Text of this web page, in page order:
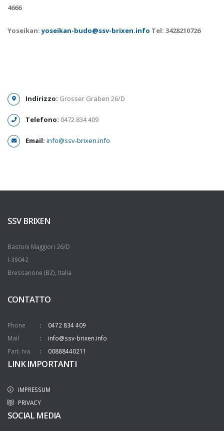
4666
Yoseikan:yoseikan-budo@ssv-brixen.info Tel: 3428210726
Indirizzo: Grosser Graben 26/D
Telefono: 0472 834 409
Email: info@ssv-brixen.info
SSV BRIXEN
Bastoni Maggiori 26/D
I-39042
Bressanone (BZ), Italia
CONTATTO
Phone
0472 834 409
Mail
info@ssv-brixen.info
Part. Iva.
00888440211
LINK IMPORTANTI
IMPRESSUM
PRIVACY
SOCIAL MEDIA